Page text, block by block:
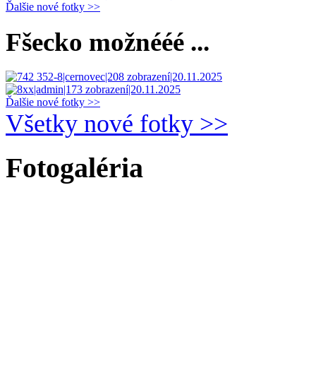
Ďalšie nové fotky >>
Fšecko možnééé ...
Ďalšie nové fotky >>
Všetky nové fotky >>
Fotogaléria